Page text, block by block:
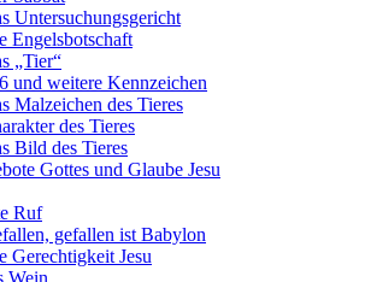
Untersuchungsgericht
Engelsbotschaft
„Tier“
und weitere Kennzeichen
Malzeichen des Tieres
des Tieres
Bild des Tieres
Gottes und Glaube Jesu
Ruf
gefallen ist Babylon
Gerechtigkeit Jesu
Wein